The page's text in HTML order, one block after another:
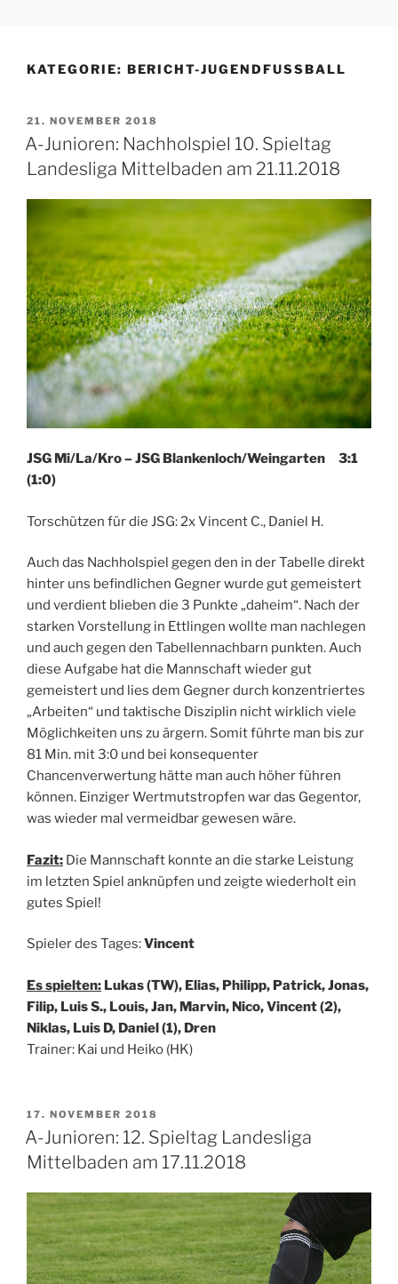
KATEGORIE: BERICHT-JUGENDFUSSBALL
VERÖFFENTLICHT
AM
21. NOVEMBER 2018
A-Junioren: Nachholspiel 10. Spieltag
Landesliga Mittelbaden am 21.11.2018
JSG Mi/La/Kro – JSG Blankenloch/Weingarten 3:1
(1:0)
Torschützen für die JSG: 2x Vincent C., Daniel H.
Auch das Nachholspiel gegen den in der Tabelle direkt
hinter uns befindlichen Gegner wurde gut gemeistert
und verdient blieben die 3 Punkte „daheim“. Nach der
starken Vorstellung in Ettlingen wollte man nachlegen
und auch gegen den Tabellennachbarn punkten. Auch
diese Aufgabe hat die Mannschaft wieder gut
gemeistert und lies dem Gegner durch konzentriertes
„Arbeiten“ und taktische Disziplin nicht wirklich viele
Möglichkeiten uns zu ärgern. Somit führte man bis zur
81 Min. mit 3:0 und bei konsequenter
Chancenverwertung hätte man auch höher führen
können. Einziger Wertmutstropfen war das Gegentor,
was wieder mal vermeidbar gewesen wäre.
Fazit: Die Mannschaft konnte an die starke Leistung
im letzten Spiel anknüpfen und zeigte wiederholt ein
gutes Spiel!
Spieler des Tages:Vincent
Es spielten: Lukas (TW), Elias, Philipp, Patrick, Jonas,
Filip, Luis S., Louis, Jan, Marvin, Nico, Vincent (2),
Niklas, Luis D, Daniel (1), Dren
Trainer: Kai und Heiko (HK)
VERÖFFENTLICHT
AM
17. NOVEMBER 2018
A-Junioren: 12. Spieltag Landesliga
Mittelbaden am 17.11.2018